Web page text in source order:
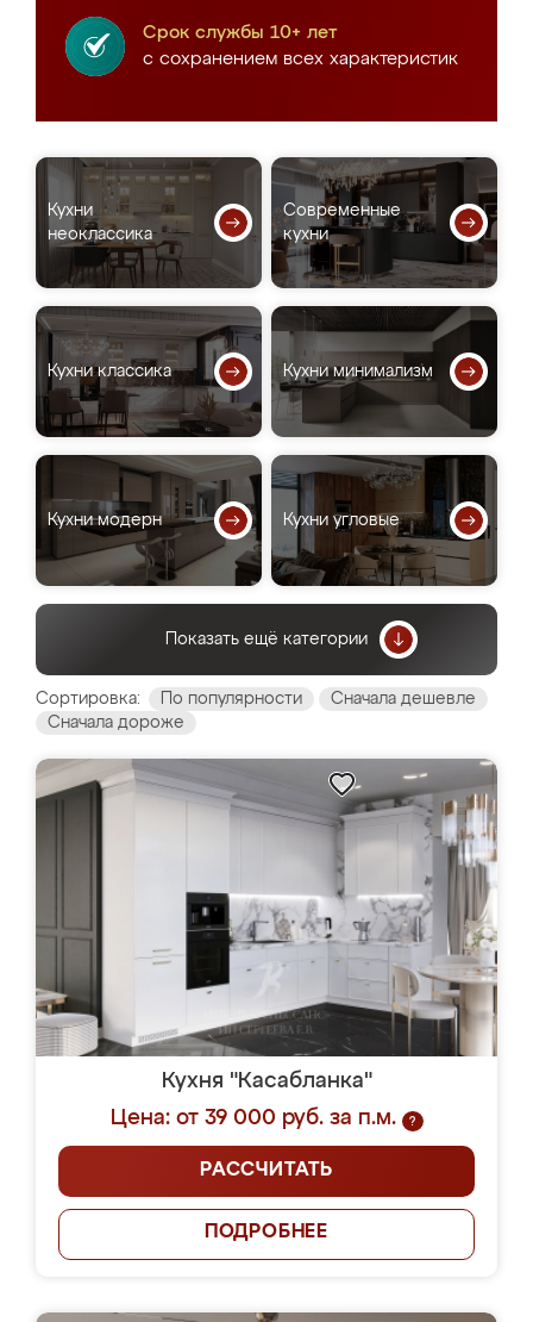
Срок службы 10+ лет
с сохранением всех характеристик
Кухни
неоклассика
Современные
кухни
Кухни классика Кухни минимализм
Кухни модерн Кухни угловые
Показать ещё категории
Сортировка: По популярности
Сначала дешевле
Сначала дороже
Кухня "Касабланка"
Цена: от 39 000 руб. за п.м.
?
РАССЧИТАТЬ
ПОДРОБНЕЕ